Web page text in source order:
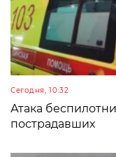
Сегодня, 10:32
Атака
пострадавших